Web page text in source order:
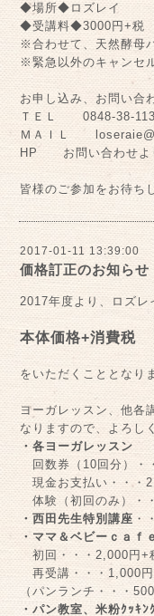
◆場所◆ロズレイ
◆受講料◆3000円+税
※合わせて、天然酵母
※緊急以外のキャンセ
お申し込み、お問い合
ＴＥＬ 0848-38-
ＭＡＩＬ
HP お問い合わせよ
皆様のご参加をお待ち
2017-01-11 13:39:00
価格訂正のお知らせ
2017年度より、ロズレ
本体価格+消費税
をいただくこととなり
ヨーガレッスン、他各
なりますので、よろし
・各ヨーガレッスン
回数券（10回分）・
現金お支払い・・・
体験（初回のみ）・
・西田先生特別講座 ・
・ママ＆ベビーｃａｆｅ
初回・・・2,000円+
再受講・・・1,000
（パンランチ・・・
・パン教室、米粉ｸｯｷﾝ